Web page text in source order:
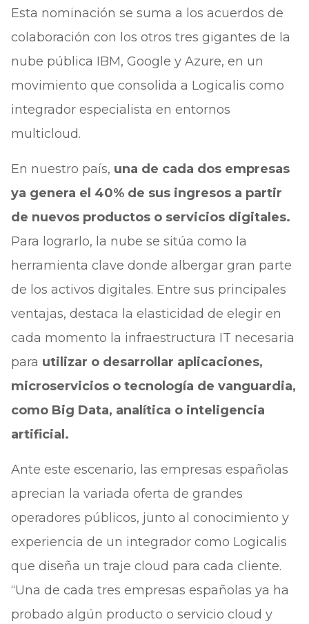
Esta nominación se suma a los acuerdos de
colaboración con los otros tres gigantes de la
nube pública IBM, Google y Azure, en un
movimiento que consolida a Logicalis como
integrador especialista en entornos
multicloud.
En nuestro país, una de cada dos empresas
ya genera el 40% de sus ingresos a partir
de nuevos productos o servicios digitales.
Para lograrlo, la nube se sitúa como la
herramienta clave donde albergar gran parte
de los activos digitales. Entre sus principales
ventajas, destaca la elasticidad de elegir en
cada momento la infraestructura IT necesaria
para utilizar o desarrollar aplicaciones,
microservicios o tecnología de vanguardia,
como Big Data, analítica o inteligencia
artificial.
Ante este escenario, las empresas españolas
aprecian la variada oferta de grandes
operadores públicos, junto al conocimiento y
experiencia de un integrador como Logicalis
que diseña un traje cloud para cada cliente.
“Una de cada tres empresas españolas ya ha
probado algún producto o servicio cloud y